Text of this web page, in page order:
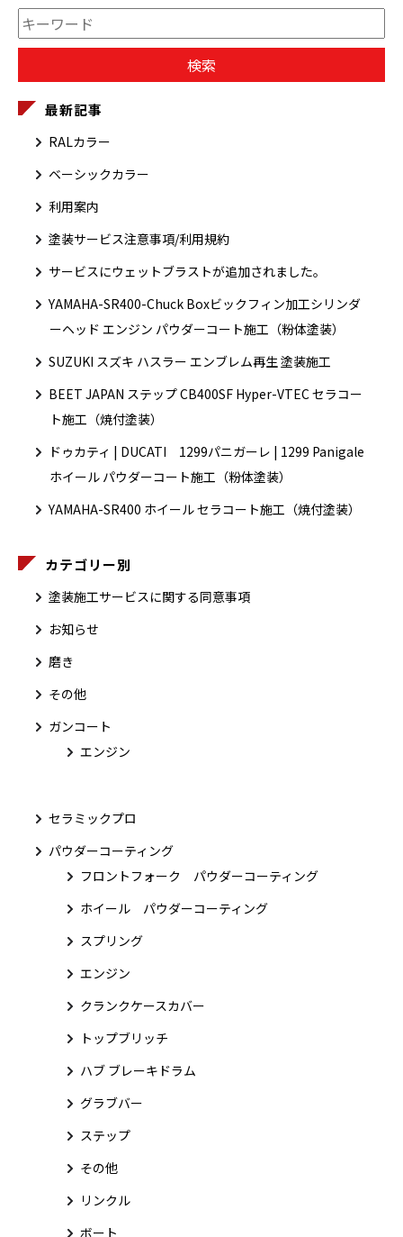
最新記事
RALカラー
ベーシックカラー
利用案内
塗装サービス注意事項/利用規約
サービスにウェットブラストが追加されました。
YAMAHA-SR400-Chuck Boxビックフィン加工シリンダ
ーヘッド エンジン パウダーコート施工（粉体塗装）
SUZUKI スズキ ハスラー エンブレム再生 塗装施工
BEET JAPAN ステップ CB400SF Hyper-VTEC セラコー
ト施工（焼付塗装）
ドゥカティ | DUCATI 1299パニガーレ | 1299 Panigale
ホイール パウダーコート施工（粉体塗装）
YAMAHA-SR400 ホイール セラコート施工（焼付塗装）
カテゴリー別
塗装施工サービスに関する同意事項
お知らせ
磨き
その他
ガンコート
エンジン
セラミックプロ
パウダーコーティング
フロントフォーク パウダーコーティング
ホイール パウダーコーティング
スプリング
エンジン
クランクケースカバー
トップブリッチ
ハブ ブレーキドラム
グラブバー
ステップ
その他
リンクル
ボート